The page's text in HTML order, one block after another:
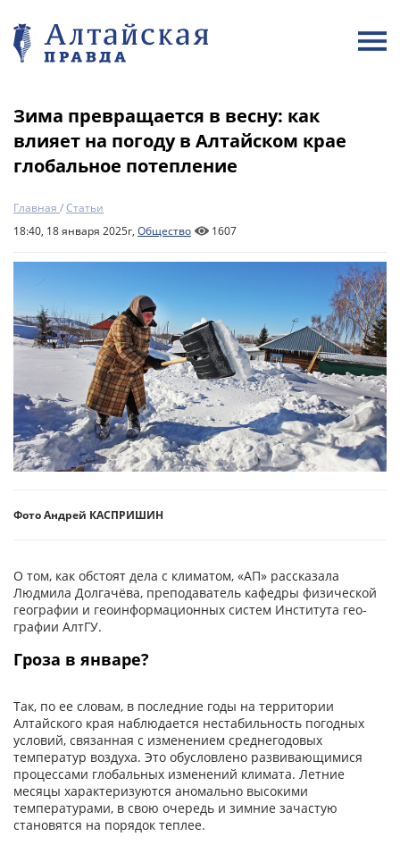
Зима превращается в весну: как
влияет на погоду в Алтайском крае
глобальное потепление
Главная /Статьи
18:40, 18 января 2025г, Общество 1607
Фото Андрей КАСПРИШИН
О том, как обстоят дела с климатом, «АП» рассказала
Людмила Долгачёва, преподаватель кафедры физической
географии и геоинформационных систем Института гео­
графии АлтГУ.
Гроза в январе?
Так, по ее словам, в последние годы на территории
Алтайского края наблюдается нестабильность погодных
условий, связанная с изменением среднегодовых
температур воздуха. Это обусловлено развивающимися
процессами глобальных изменений климата. Летние
месяцы характеризуются аномально высокими
температурами, в свою очередь и зимние зачастую
становятся на порядок теплее.